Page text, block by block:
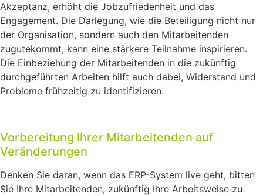
Akzeptanz, erhöht die Jobzufriedenheit und das
Engagement. Die Darlegung, wie die Beteiligung nicht nur
der Organisation, sondern auch den Mitarbeitenden
zugutekommt, kann eine stärkere Teilnahme inspirieren.
Die Einbeziehung der Mitarbeitenden in die zukünftig
durchgeführten Arbeiten hilft auch dabei, Widerstand und
Probleme frühzeitig zu identifizieren.
Vorbereitung Ihrer Mitarbeitenden auf
Veränderungen
Denken Sie daran, wenn das ERP-System live geht, bitten
Sie Ihre Mitarbeitenden, zukünftig Ihre Arbeitsweise zu